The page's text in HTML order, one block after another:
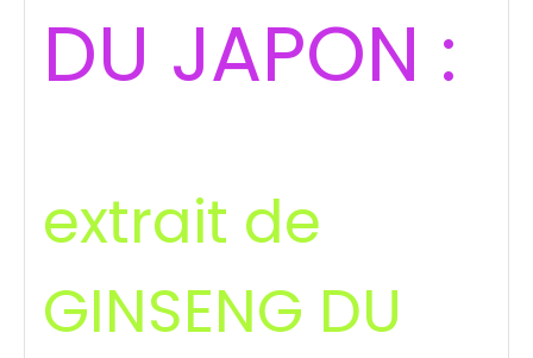
DU JAPON :
extrait de
GINSENG DU